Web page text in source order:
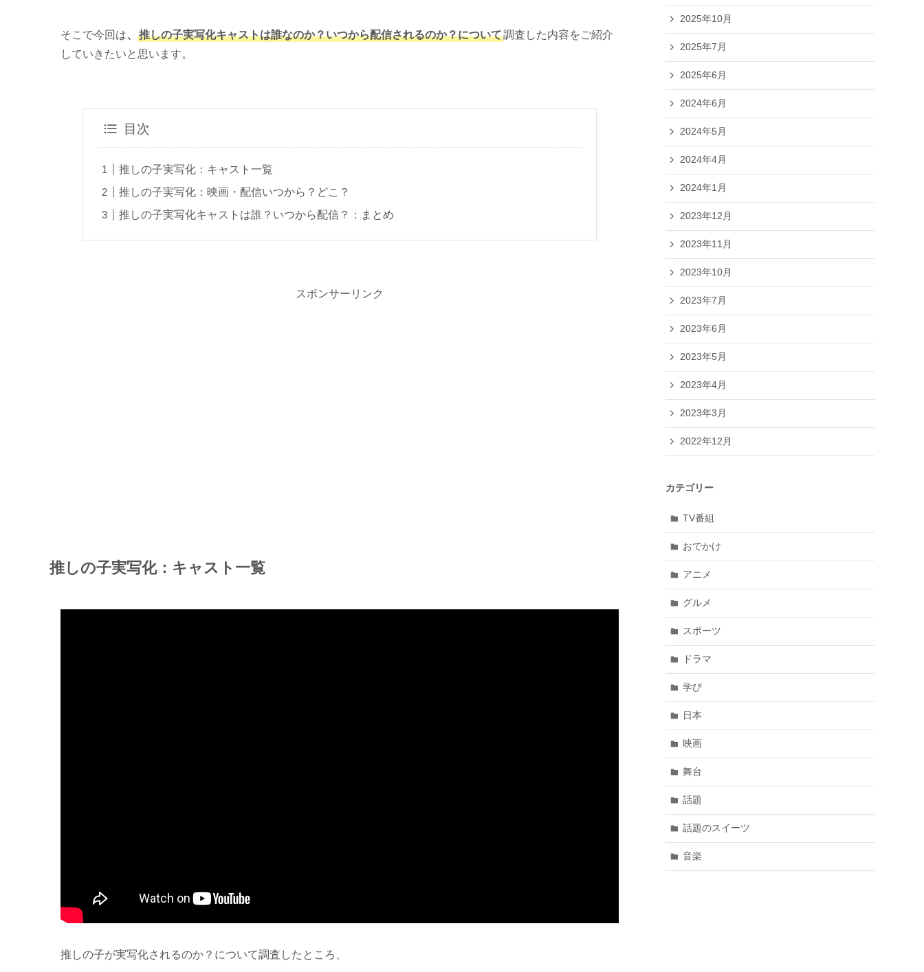
そこで今回は、 推しの子実写化キャストは誰なのか？いつから配信されるのか？について調査した内容をご紹介
していきたいと思います。
目次
推しの子実写化：キャスト一覧
推しの子実写化：映画・配信いつから？どこ？
推しの子実写化キャストは誰？いつから配信？：まとめ
スポンサーリンク
推しの子実写化：キャスト一覧
推しの子が実写化されるのか？について調査したところ、
2025年10月
2025年7月
2025年6月
2024年6月
2024年5月
2024年4月
2024年1月
2023年12月
2023年11月
2023年10月
2023年7月
2023年6月
2023年5月
2023年4月
2023年3月
2022年12月
カテゴリー
TV番組
おでかけ
アニメ
グルメ
スポーツ
ドラマ
学び
日本
映画
舞台
話題
話題のスイーツ
音楽